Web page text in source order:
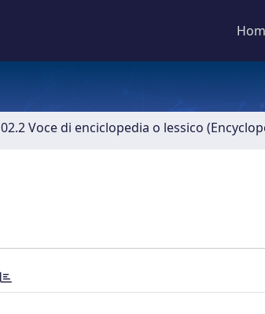
02.2 Voce di enciclopedia o lessico